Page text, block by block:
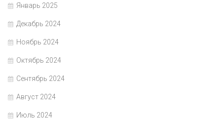
Январь 2025
Декабрь 2024
Ноябрь 2024
Октябрь 2024
Сентябрь 2024
Август 2024
Июль 2024